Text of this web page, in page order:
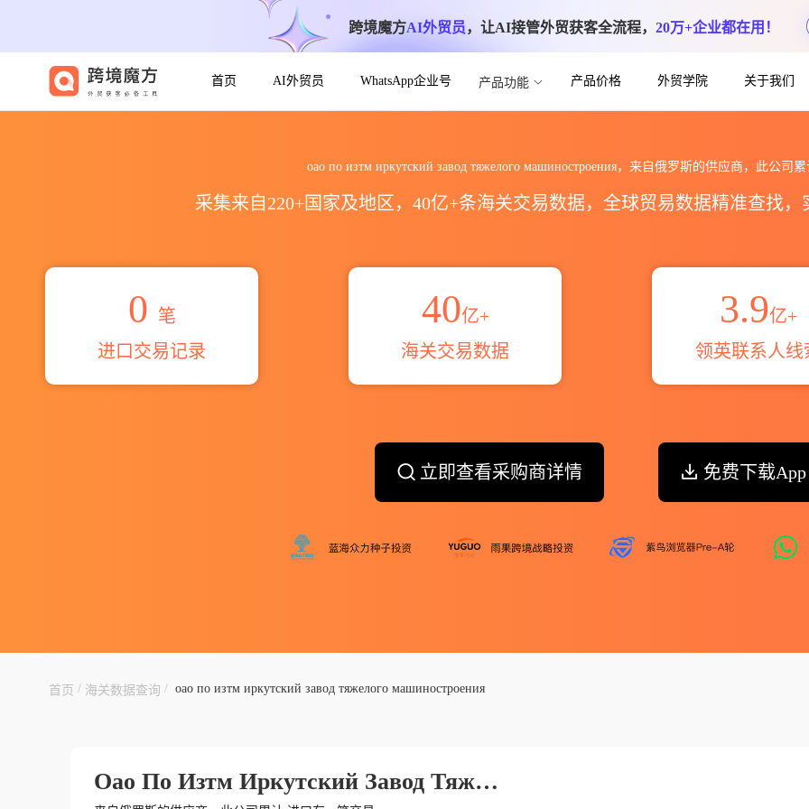
跨境魔方AI外贸员，让AI接管外贸获客全流程， 20万+企业都在用！
首页 AI外贸员 WhatsApp企业号 产品功能 产品价格 外贸学院 关于我们
оао по изтм иркутский завод тяжелого машиностроения，来自俄罗斯的供应商，此公司
采集来自220+国家及地区，40亿+条海关交易数据，全球贸易数据精准查找
0 笔
进口交易记录
40亿+
海关交易数据
3.9亿+
领英联系人线
立即查看采购商详情 免费下载App
首页 / 海关数据查询 / оао по изтм иркутский завод тяжелого машиностроения
Оао По Изтм Иркутский Завод Тяжелого Машиностроения